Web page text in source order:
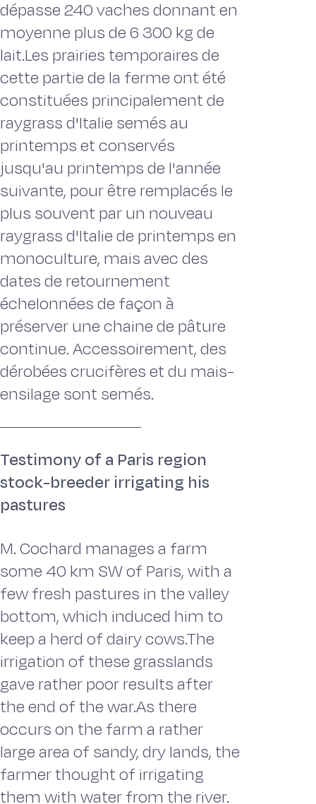
dépasse 240 vaches donnant en
moyenne plus de 6 300 kg de
lait.Les prairies temporaires de
cette partie de la ferme ont été
constituées principalement de
raygrass d'Italie semés au
printemps et conservés
jusqu'au printemps de l'année
suivante, pour être remplacés le
plus souvent par un nouveau
raygrass d'Italie de printemps en
monoculture, mais avec des
dates de retournement
échelonnées de façon à
préserver une chaine de pâture
continue. Accessoirement, des
dérobées crucifères et du mais-
ensilage sont semés.
Testimony of a Paris region
stock-breeder irrigating his
pastures
M. Cochard manages a farm
some 40 km SW of Paris, with a
few fresh pastures in the valley
bottom, which induced him to
keep a herd of dairy cows.The
irrigation of these grasslands
gave rather poor results after
the end of the war.As there
occurs on the farm a rather
large area of sandy, dry lands, the
farmer thought of irrigating
them with water from the river.